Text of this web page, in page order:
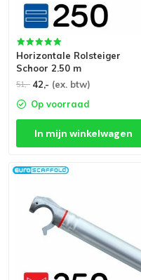
Horizontale Rolsteiger
Schoor 2.50 m
51,- 42,- (ex. btw)
Op voorraad
In mijn winkelwagen